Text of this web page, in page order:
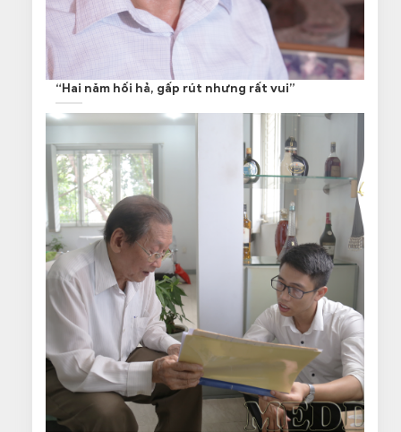
“Hai năm hối hả, gấp rút nhưng rất vui”